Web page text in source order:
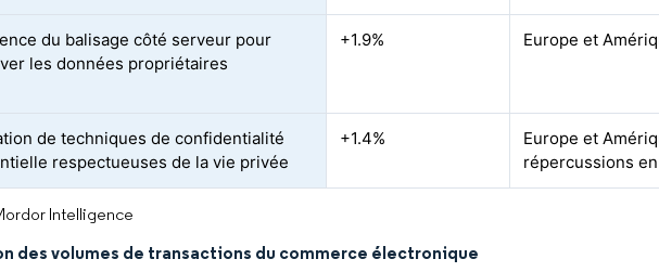
du balisage côté serveur pour
les données propriétaires
+1.9% Europe et
de techniques de confidentialité
respectueuses de la vie privée
+1.4%
Europe et
répercussions
Intelligence
des volumes de transactions du commerce électronique